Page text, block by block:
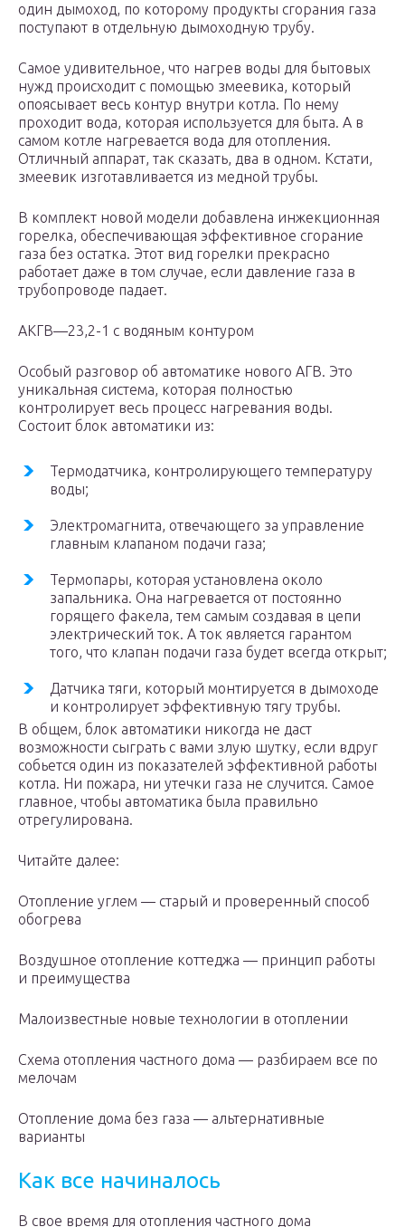
один дымоход, по которому продукты сгорания газа
поступают в отдельную дымоходную трубу.
Самое удивительное, что нагрев воды для бытовых
нужд происходит с помощью змеевика, который
опоясывает весь контур внутри котла. По нему
проходит вода, которая используется для быта. А в
самом котле нагревается вода для отопления.
Отличный аппарат, так сказать, два в одном. Кстати,
змеевик изготавливается из медной трубы.
В комплект новой модели добавлена инжекционная
горелка, обеспечивающая эффективное сгорание
газа без остатка. Этот вид горелки прекрасно
работает даже в том случае, если давление газа в
трубопроводе падает.
АКГВ—23,2-1 с водяным контуром
Особый разговор об автоматике нового АГВ. Это
уникальная система, которая полностью
контролирует весь процесс нагревания воды.
Состоит блок автоматики из:
Термодатчика, контролирующего температуру
воды;
Электромагнита, отвечающего за управление
главным клапаном подачи газа;
Термопары, которая установлена около
запальника. Она нагревается от постоянно
горящего факела, тем самым создавая в цепи
электрический ток. А ток является гарантом
того, что клапан подачи газа будет всегда открыт;
Датчика тяги, который монтируется в дымоходе
и контролирует эффективную тягу трубы.
В общем, блок автоматики никогда не даст
возможности сыграть с вами злую шутку, если вдруг
собьется один из показателей эффективной работы
котла. Ни пожара, ни утечки газа не случится. Самое
главное, чтобы автоматика была правильно
отрегулирована.
Читайте далее:
Отопление углем — старый и проверенный способ
обогрева
Воздушное отопление коттеджа — принцип работы
и преимущества
Малоизвестные новые технологии в отоплении
Схема отопления частного дома — разбираем все по
мелочам
Отопление дома без газа — альтернативные
варианты
Как все начиналось
В свое время для отопления частного дома